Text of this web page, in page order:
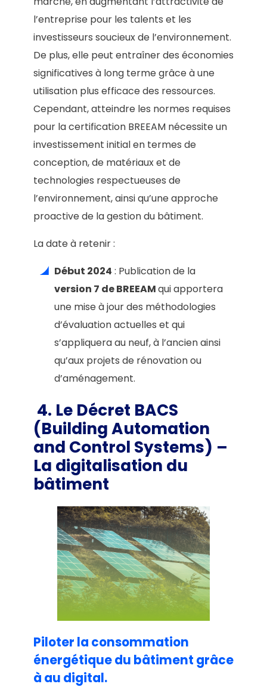
l’entreprise pour les talents et les
investisseurs soucieux de l’environnement.
De plus, elle peut entraîner des économies
significatives à long terme grâce à une
utilisation plus efficace des ressources.
Cependant, atteindre les normes requises
pour la certification BREEAM nécessite un
investissement initial en termes de
conception, de matériaux et de
technologies respectueuses de
l’environnement, ainsi qu’une approche
proactive de la gestion du bâtiment.
La date à retenir :
Début 2024 : Publication de la
version 7 de BREEAMqui apportera
une mise à jour des méthodologies
d’évaluation actuelles et qui
s’appliquera au neuf, à l’ancien ainsi
qu’aux projets de rénovation ou
d’aménagement.
4. Le Décret BACS
(Building Automation
and Control Systems) –
La digitalisation du
bâtiment
Piloter la consommation
énergétique du bâtiment grâce
à au digital.